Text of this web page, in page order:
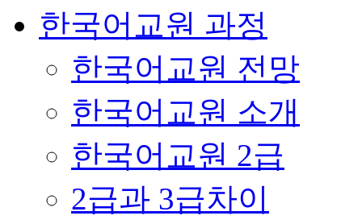
한국어교원 과정
한국어교원 전망
한국어교원 소개
한국어교원 2급
2급과 3급차이